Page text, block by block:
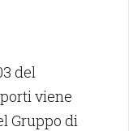
del
viene
Gruppo di